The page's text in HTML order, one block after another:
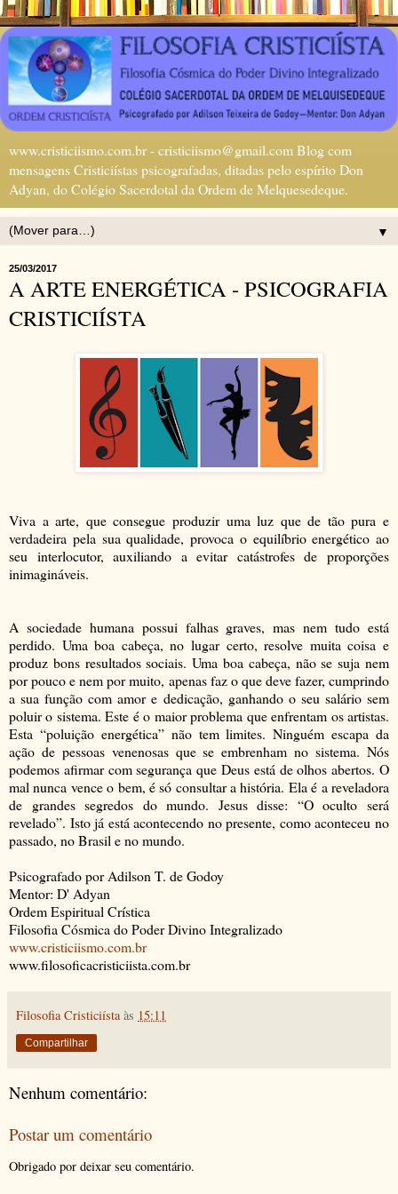
www.cristiciismo.com.br - cristiciismo@gmail.com Blog com
mensagens Cristiciístas psicografadas, ditadas pelo espírito Don
Adyan, do Colégio Sacerdotal da Ordem de Melquesedeque.
▼
25/03/2017
A ARTE ENERGÉTICA - PSICOGRAFIA
CRISTICIÍSTA
Viva a arte, que consegue produzir uma luz que de tão pura e
verdadeira pela sua qualidade, provoca o equilíbrio energético ao
seu interlocutor, auxiliando a evitar catástrofes de proporções
inimagináveis.
A sociedade humana possui falhas graves, mas nem tudo está
perdido. Uma boa cabeça, no lugar certo, resolve muita coisa e
produz bons resultados sociais. Uma boa cabeça, não se suja nem
por pouco e nem por muito, apenas faz o que deve fazer, cumprindo
a sua função com amor e dedicação, ganhando o seu salário sem
poluir o sistema. Este é o maior problema que enfrentam os artistas.
Esta “poluição energética” não tem limites. Ninguém escapa da
ação de pessoas venenosas que se embrenham no sistema. Nós
podemos afirmar com segurança que Deus está de olhos abertos. O
mal nunca vence o bem, é só consultar a história. Ela é a reveladora
de grandes segredos do mundo. Jesus disse: “O oculto será
revelado”. Isto já está acontecendo no presente, como aconteceu no
passado, no Brasil e no mundo.
Psicografado por Adilson T. de Godoy
Mentor: D' Adyan
Ordem Espiritual Crística
Filosofia Cósmica do Poder Divino Integralizado
www.cristiciismo.com.br
www.filosoficacristiciista.com.br
Filosofia Cristiciísta às 15:11
Compartilhar
Nenhum comentário:
Postar um comentário
Obrigado por deixar seu comentário.